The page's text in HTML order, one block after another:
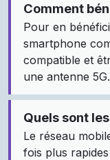
Comment
Pour en
smartphone
compatible et
une antenne 5G.
Quels sont
Le réseau
fois plus